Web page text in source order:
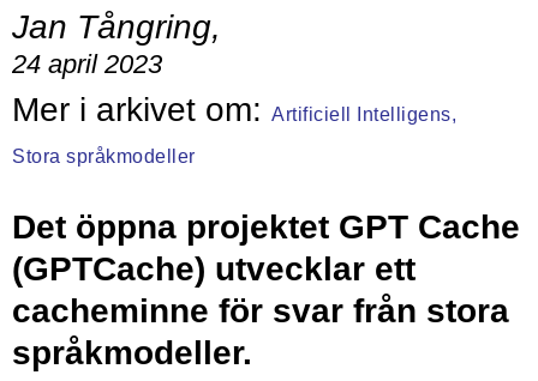
Jan Tångring,
24 april 2023
Artificiell Intelligens,
Stora språkmodeller
Det öppna projektet GPT Cache
(GPTCache) utvecklar ett
cacheminne för svar från stora
språkmodeller.